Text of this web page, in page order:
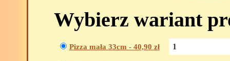
Wybierz wariant
Pizza mała 33cm - 40,90 zł